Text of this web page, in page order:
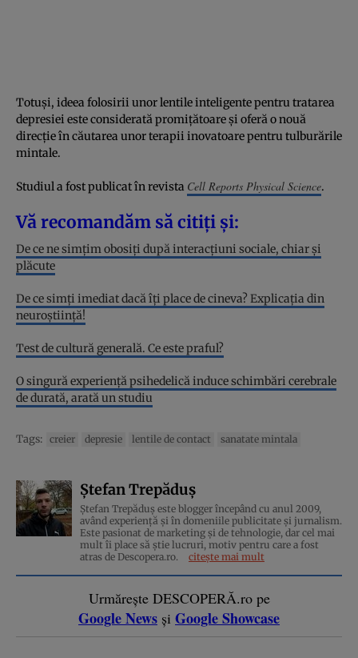
Totuși, ideea folosirii unor lentile inteligente pentru tratarea
depresiei este considerată promițătoare și oferă o nouă
direcție în căutarea unor terapii inovatoare pentru tulburările
mintale.
Studiul a fost publicat în revista Cell Reports Physical Science.
Vă recomandăm să citiți și:
De ce ne simțim obosiți după interacțiuni sociale, chiar și
plăcute
De ce simți imediat dacă îți place de cineva? Explicația din
neuroștiință!
Test de cultură generală. Ce este praful?
O singură experiență psihedelică induce schimbări cerebrale
de durată, arată un studiu
Tags: creier depresie lentile de contact sanatate mintala
Ștefan Trepăduș
Ștefan Trepăduș este blogger începând cu anul 2009,
având experiență și în domeniile publicitate și jurnalism.
Este pasionat de marketing și de tehnologie, dar cel mai
mult îi place să știe lucruri, motiv pentru care a fost
atras de Descopera.ro.
citește mai mult
Urmărește DESCOPERĂ.ro pe
Google News și Google Showcase